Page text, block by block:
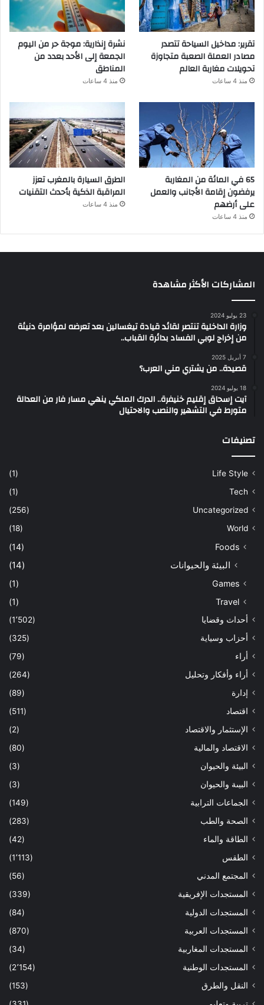
تقرير: مداخيل السياحة تتصدر
مصادر العملة الصعبة متجاوزة
تحويلات مغاربة العالم
منذ 4 ساعات
نشرة إنذارية: موجة حر من اليوم
الجمعة إلى الأحد بعدد من
المناطق
منذ 4 ساعات
65 في المائة من المغاربة
يرفضون إقامة الأجانب والعمل
على أرضهم
منذ 4 ساعات
الطرق السيارة بالمغرب تعزز
المراقبة الذكية بأحدث التقنيات
منذ 4 ساعات
المشاركات الأكثر مشاهدة
23 يوليو 2024
وزارة الداخلية تنتصر لقائد قيادة تيغسالين بعد تعرضه لمؤامرة دنيئة
من إخراج لوبي الفساد بدائرة القباب..
7 أبريل 2025
قصيدة.. من يشتري مني العرب؟
18 يوليو 2024
آيت إسحاق إقليم خنيفرة.. الدرك الملكي ينهي مسار فار من العدالة
متورط في التشهير والنصب والاحتيال
تصنيفات
Life Style
(1)
Tech
(1)
Uncategorized
(256)
World
(18)
Foods
(14)
البيئة والحيوانات (14)
Games
(1)
Travel
(1)
أحداث وقضايا
(1٬502)
أحزاب وسياية
(325)
أراء
(79)
أراء وأفكار وتحليل
(264)
إدارة
(89)
اقتصاد
(511)
الإستثمار والاقتصاد
(2)
الاقتصاد والمالية
(80)
البيئة والحيوان
(3)
البيىة والحيوان
(3)
الجماعات الترابية
(149)
الصحة والطب
(283)
الطاقة والماء
(42)
الطقس
(1٬113)
المجتمع المدني
(56)
المستجدات الإفريقية
(339)
المستجدات الدولية
(84)
المستجدات العربية
(870)
المستجدات المغاربية
(34)
المستجدات الوطنية
(2٬154)
النقل والطرق
(153)